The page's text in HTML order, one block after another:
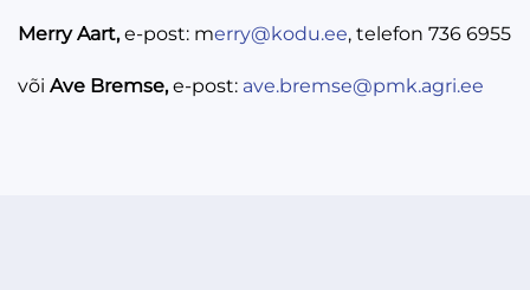
Merry Aart,e-post: merry@kodu.ee, telefon 736 6955
või Ave Bremse,e-post: ave.bremse@pmk.agri.ee